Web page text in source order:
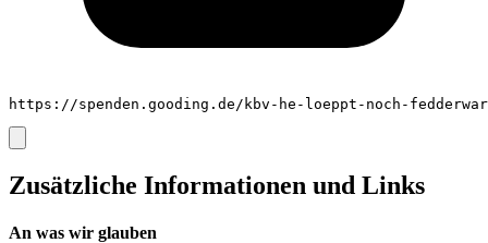
https://spenden.gooding.de/kbv-he-loeppt-noch-
Zusätzliche Informationen und Links
An was wir glauben